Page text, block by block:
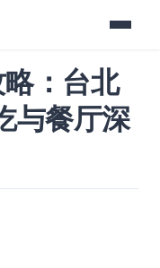
：台北
与餐厅深